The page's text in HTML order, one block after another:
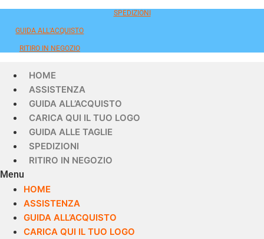
SPEDIZIONI
GUIDA ALL'ACQUISTO
RITIRO IN NEGOZIO
HOME
ASSISTENZA
GUIDA ALL’ACQUISTO
CARICA QUI IL TUO LOGO
GUIDA ALLE TAGLIE
SPEDIZIONI
RITIRO IN NEGOZIO
Menu
HOME
ASSISTENZA
GUIDA ALL’ACQUISTO
CARICA QUI IL TUO LOGO